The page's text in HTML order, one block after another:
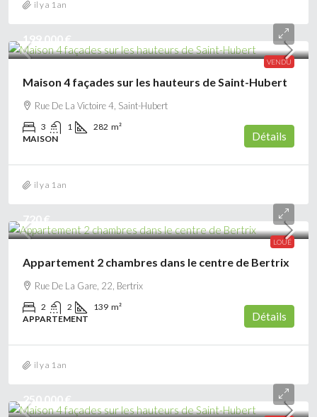
il y a 1 an
VENDU
199 000 €
Maison 4 façades sur les hauteurs de Saint-Hubert
Rue De La Victoire 4, Saint-Hubert
3 1 282 m²
MAISON
Détails
il y a 1 an
LOUÉ
720 €
Appartement 2 chambres dans le centre de Bertrix
Rue De La Gare, 22, Bertrix
2 2 139 m²
APPARTEMENT
Détails
il y a 1 an
250 000 €